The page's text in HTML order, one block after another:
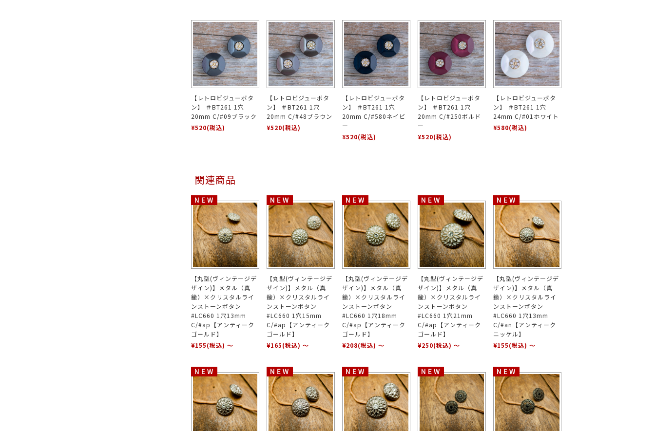
【レトロビジューボタ
ン】 ＃BT261 1穴
20mm C/#09ブラック
¥520(税込)
【レトロビジューボタ
ン】 ＃BT261 1穴
20mm C/#48ブラウン
¥520(税込)
【レトロビジューボタ
ン】 ＃BT261 1穴
20mm C/#580ネイビ
ー
¥520(税込)
【レトロビジューボタ
ン】 ＃BT261 1穴
20mm C/#250ボルド
ー
¥520(税込)
【レトロビジューボタ
ン】 ＃BT261 1穴
24mm C/#01ホワイト
¥580(税込)
関連商品
【丸型(ヴィンテージデ
ザイン)】メタル（真
鍮）×クリスタルライ
ンストーンボタン
#LC660 1穴13mm
C/#ap【アンティーク
ゴールド】
¥155(税込) ～
【丸型(ヴィンテージデ
ザイン)】メタル（真
鍮）×クリスタルライ
ンストーンボタン
#LC660 1穴15mm
C/#ap【アンティーク
ゴールド】
¥165(税込) ～
【丸型(ヴィンテージデ
ザイン)】メタル（真
鍮）×クリスタルライ
ンストーンボタン
#LC660 1穴18mm
C/#ap【アンティーク
ゴールド】
¥208(税込) ～
【丸型(ヴィンテージデ
ザイン)】メタル（真
鍮）×クリスタルライ
ンストーンボタン
#LC660 1穴21mm
C/#ap【アンティーク
ゴールド】
¥250(税込) ～
【丸型(ヴィンテージデ
ザイン)】メタル（真
鍮）×クリスタルライ
ンストーンボタン
#LC660 1穴13mm
C/#an【アンティーク
ニッケル】
¥155(税込) ～